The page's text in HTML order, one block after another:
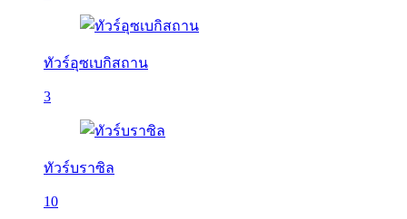
ทัวร์อุซเบกิสถาน
3
ทัวร์บราซิล
10